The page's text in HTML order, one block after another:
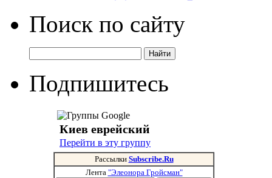
Поиск по сайту
Подпишитесь
Киев еврейский
Перейти в эту группу
Рассылки Subscribe.Ru
Лента "Элеонора Гройсман"